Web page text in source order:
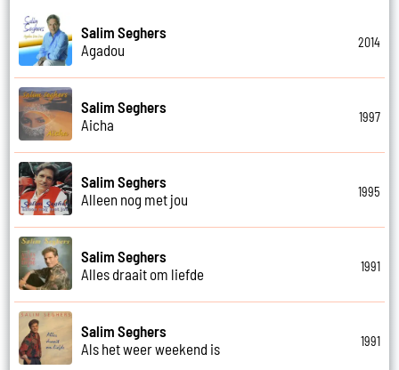
Salim Seghers
Agadou
2014
Salim Seghers
Aicha
1997
Salim Seghers
Alleen nog met jou
1995
Salim Seghers
Alles draait om liefde
1991
Salim Seghers
Als het weer weekend is
1991